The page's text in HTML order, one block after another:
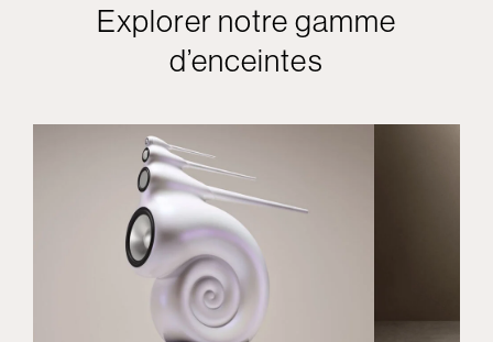
Explorer notre gamme
d’enceintes